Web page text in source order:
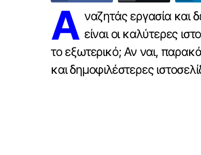
Α ναζητάς εργασία και
είναι οι καλύτερες
το εξωτερικό; Αν ναι,
και δημοφιλέστερες